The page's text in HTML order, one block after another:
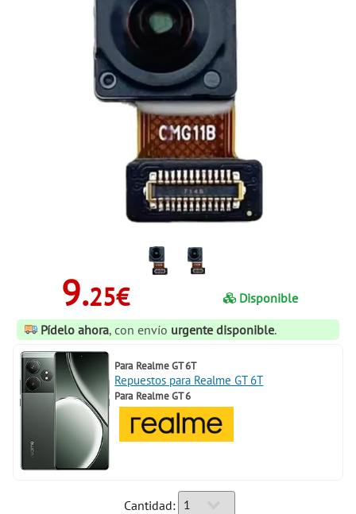
9.25€
Disponible
Pídelo ahora, con envío urgente disponible.
Para Realme GT 6T
Repuestos para Realme GT 6T
Para Realme GT 6
Cantidad: